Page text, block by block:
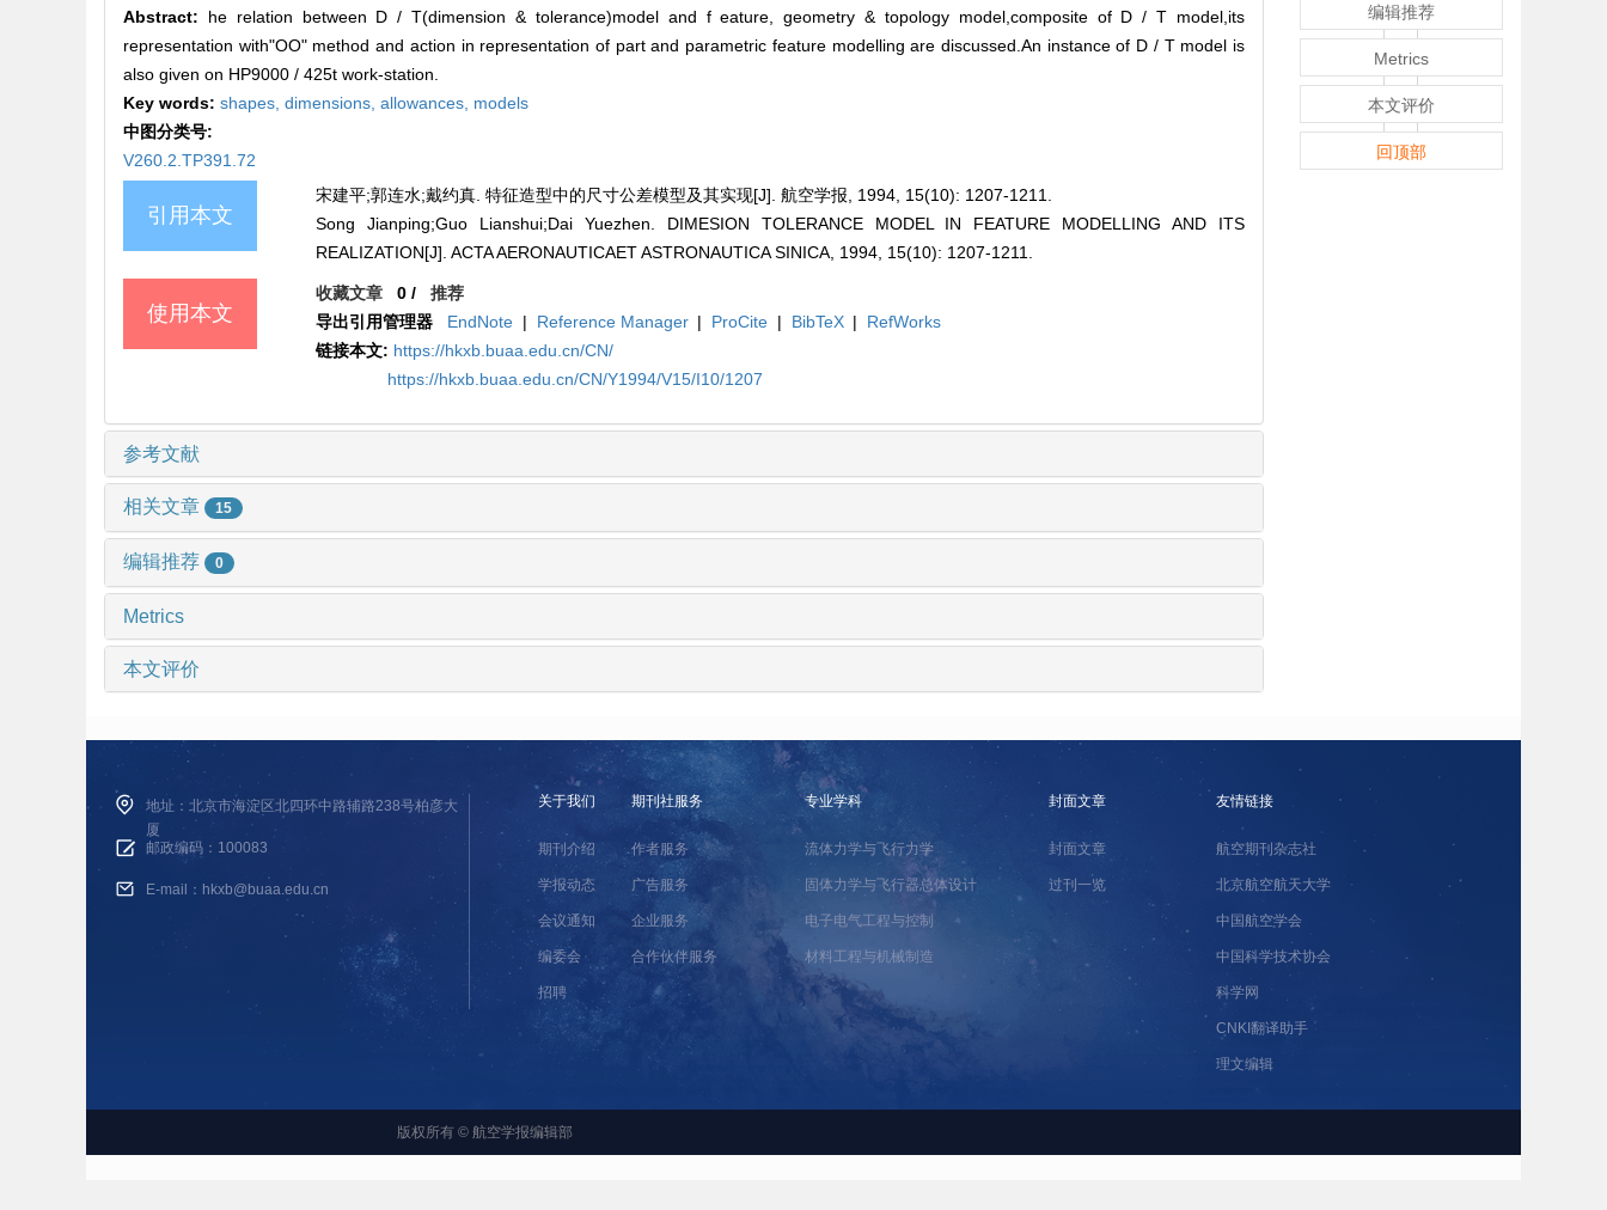
Abstract: he relation between D / T(dimension & tolerance)model and f eature, geometry & topology model,composite of D / T model,its
representation with"OO" method and action in representation of part and parametric feature modelling are discussed.An instance of D / T model is
also given on HP9000 / 425t work-station.
Key words: shapes, dimensions, allowances, models
中图分类号:
V260.2.TP391.72
引用本文
宋建平;郭连水;戴约真. 特征造型中的尺寸公差模型及其实现[J]. 航空学报, 1994, 15(10): 1207-1211.
Song Jianping;Guo Lianshui;Dai Yuezhen. DIMESION TOLERANCE MODEL IN FEATURE MODELLING AND ITS
REALIZATION[J]. ACTA AERONAUTICAET ASTRONAUTICA SINICA, 1994, 15(10): 1207-1211.
使用本文
收藏文章 0 /推荐
导出引用管理器
EndNote | Reference Manager | ProCite | BibTeX |
RefWorks
链接本文: https://hkxb.buaa.edu.cn/CN/
https://hkxb.buaa.edu.cn/CN/Y1994/V15/I10/1207
参考文献
相关文章 15
编辑推荐 0
Metrics
本文评价
编辑推荐
Metrics
本文评价
回顶部
地址：北京市海淀区北四环中路辅路238号柏彦大
厦
邮政编码：100083
E-mail：hkxb@buaa.edu.cn
关于我们
期刊介绍
学报动态
会议通知
编委会
招聘
期刊社服务
作者服务
广告服务
企业服务
合作伙伴服务
专业学科
流体力学与飞行力学
固体力学与飞行器总体设计
电子电气工程与控制
材料工程与机械制造
封面文章
封面文章
过刊一览
友情链接
航空期刊杂志社
北京航空航天大学
中国航空学会
中国科学技术协会
科学网
CNKI翻译助手
理文编辑
版权所有 © 航空学报编辑部